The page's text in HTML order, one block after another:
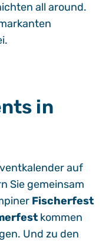
all around.
in
auf
Sie gemeinsam
Fischerfest
kommen
Und zu den